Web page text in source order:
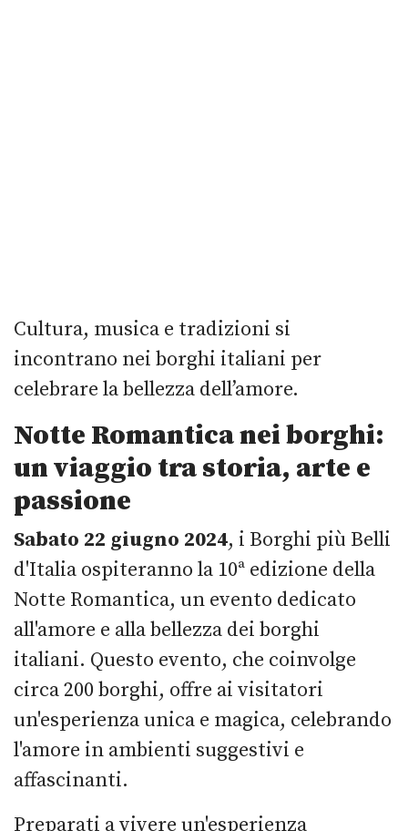
Cultura, musica e tradizioni si
incontrano nei borghi italiani per
celebrare la bellezza dell’amore.
Notte Romantica nei borghi:
un viaggio tra storia, arte e
passione
Sabato 22 giugno 2024, i Borghi più Belli
d'Italia ospiteranno la 10ª edizione della
Notte Romantica, un evento dedicato
all'amore e alla bellezza dei borghi
italiani. Questo evento, che coinvolge
circa 200 borghi, offre ai visitatori
un'esperienza unica e magica, celebrando
l'amore in ambienti suggestivi e
affascinanti.
Preparati a vivere un'esperienza